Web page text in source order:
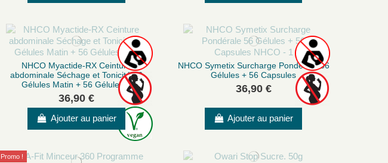
NHCO Myactide-RX Ceinture
abdominale Séchage et Tonicité 56
Gélules Matin + 56 Gélules...
36,90 €
Ajouter au panier
NHCO Symetix Surcharge Pondérale 56
Gélules + 56 Capsules
36,90 €
Ajouter au panier
Promo !